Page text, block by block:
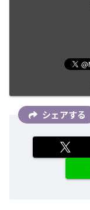
シェアする